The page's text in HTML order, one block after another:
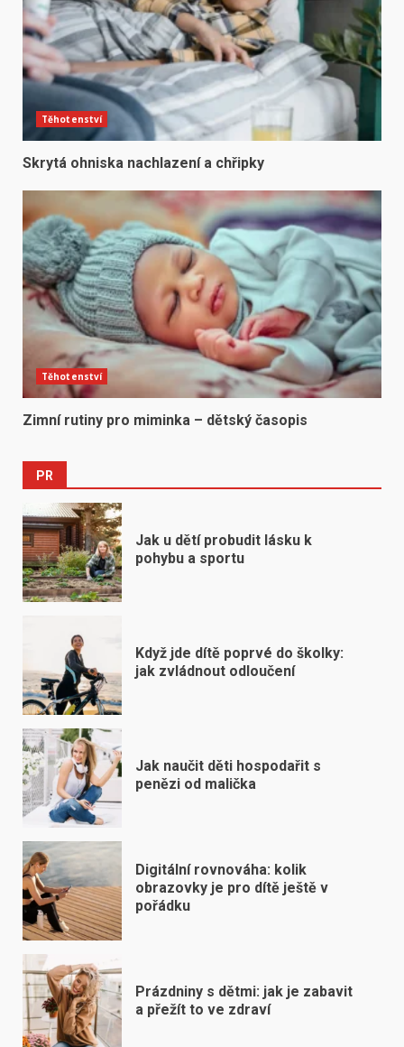
Těhotenství
Skrytá ohniska nachlazení a chřipky
Těhotenství
Zimní rutiny pro miminka – dětský časopis
PR
Jak u dětí probudit lásku k
pohybu a sportu
Když jde dítě poprvé do školky:
jak zvládnout odloučení
Jak naučit děti hospodařit s
penězi od malička
Digitální rovnováha: kolik
obrazovky je pro dítě ještě v
pořádku
Prázdniny s dětmi: jak je zabavit
a přežít to ve zdraví